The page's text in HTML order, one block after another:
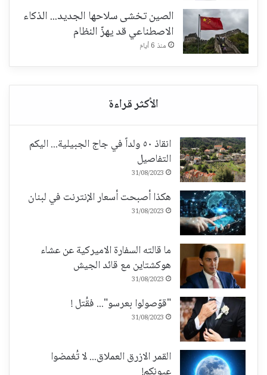
الصين تخشى سلاحها الجديد... الذكاء
الاصطناعي قد يهزّ النظام
منذ 6 أيام
انقاذ ٥٠ ولداً في جاج الجبيلية... اليكم
التفاصيل
31/08/2023
هكذا أصبحت أسعار الإنترنت في لبنان
31/08/2023
ما قالته السفارة الاميركية عن عشاء
هوكشتاين مع قائد الجيش
31/08/2023
"قوّصولوا بعرسو"... فقُتل !
31/08/2023
القمر الازرق العملاق... لا تُغمضوا